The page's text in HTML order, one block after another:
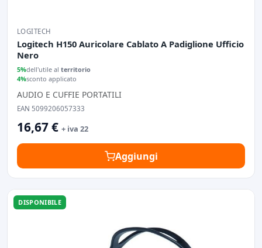
LOGITECH
Logitech H150 Auricolare Cablato A Padiglione Ufficio
Nero
5%dell'utile al territorio
4%sconto applicato
AUDIO E CUFFIE PORTATILI
EAN 5099206057333
16,67 € + iva 22
Aggiungi
DISPONIBILE